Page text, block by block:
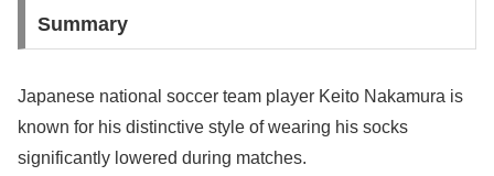
Summary
Japanese national soccer team player Keito Nakamura is
known for his distinctive style of wearing his socks
significantly lowered during matches.